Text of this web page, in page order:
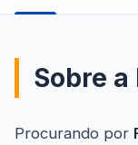
Sobre a
Procurando por